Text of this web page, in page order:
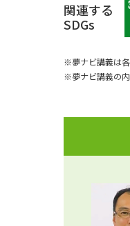
関連する
SDGs
※夢ナビ講義は各
※夢ナビ講義の内